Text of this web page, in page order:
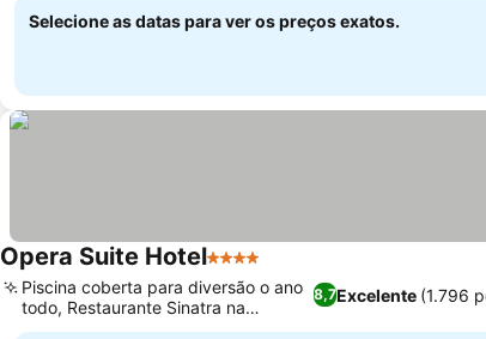
Selecione as datas para ver os preços exatos.
Opera Suite Hotel4 Estrelas
8,7Excelente (1.796
Piscina coberta para diversão o ano
todo, Restaurante Sinatra na
cobertura